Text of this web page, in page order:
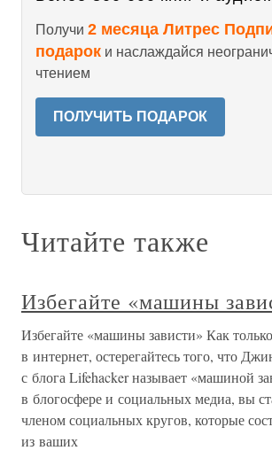
Получи 2 месяца Литрес
подарок и наслаждайся
чтением
ПОЛУЧИТЬ ПОДАРОК
Читайте также
Избегайте «машины
Избегайте «машины зависти» Как
в интернет, остерегайтесь того, что
с блога Lifehacker называет «машиной
в блогосфере и социальных медиа, вы
членом социальных кругов, которые
из ваших